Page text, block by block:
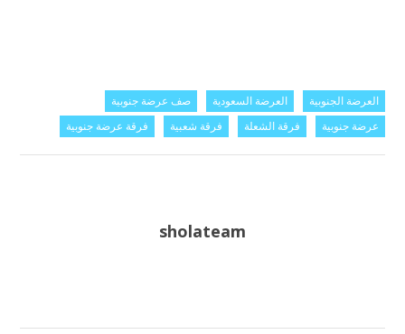
العرضة الجنوبية العرضة السعودية
صف عرضة جنوبية
عرضة جنوبية
فرقة الشعلة فرقة شعبية فرقة عرضة جنوبية
sholateam